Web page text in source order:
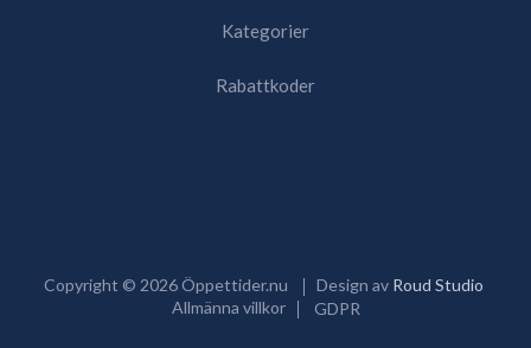
Kategorier
Rabattkoder
Copyright © 2026Öppettider.nu Design av Roud Studio
Allmänna villkor
GDPR